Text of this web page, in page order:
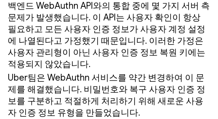
백엔드 WebAuthn API와의 통합 중에 몇 가지 서버 측
문제가 발생했습니다. 이 API는 사용자 확인이 항상
필요하고 모든 사용자 인증 정보가 사용자 계정 설정
에 나열된다고 가정했기 때문입니다. 이러한 가정은
사용자 관리형이 아닌 사용자 인증 정보 복원 키에는
적용되지 않았습니다.
Uber팀은 WebAuthn 서비스를 약간 변경하여 이 문
제를 해결했습니다. 비밀번호와 복구 사용자 인증 정
보를 구분하고 적절하게 처리하기 위해 새로운 사용
자 인증 정보 유형을 만들었습니다.